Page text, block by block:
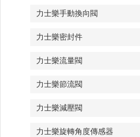
力士樂手動換向閥
力士樂密封件
力士樂流量閥
力士樂節流閥
力士樂減壓閥
力士樂旋轉角度傳感器